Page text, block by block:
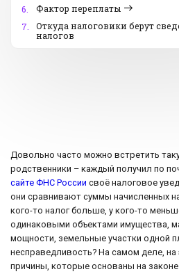
6.
Фактор переплаты
7.
Откуда налоговики берут
налогов
Довольно часто можно встретить
родственники – каждый получил по
сайте ФНС России своё налоговое
они сравнивают суммы начисленных
кого-то налог больше, у кого-то
одинаковыми объектами имущества,
мощности, земельные участки одной
несправедливость? На самом деле, на
причины, которые основаны на